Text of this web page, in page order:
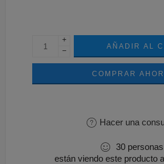
+
−
AÑADIR AL
COMPRAR
Hacer una
30 personas
están viendo este producto